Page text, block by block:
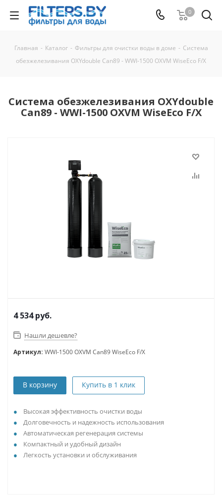
0
Главная - Каталог - Фильтры для очистки воды в доме - Система
обезжелезивания OXYdouble Can89 - WWI-1500 OXVM WiseEco F/X
Система обезжелезивания OXYdouble
Can89 - WWI-1500 OXVM WiseEco F/X
4 534руб.
Нашли дешевле?
Артикул: WWI-1500 OXVM Can89 WiseEco F/X
В корзину Купить в 1 клик
Высокая эффективность очистки воды
Долговечность и надежность использования
Автоматическая регенерация системы
Компактный и удобный дизайн
Легкость установки и обслуживания